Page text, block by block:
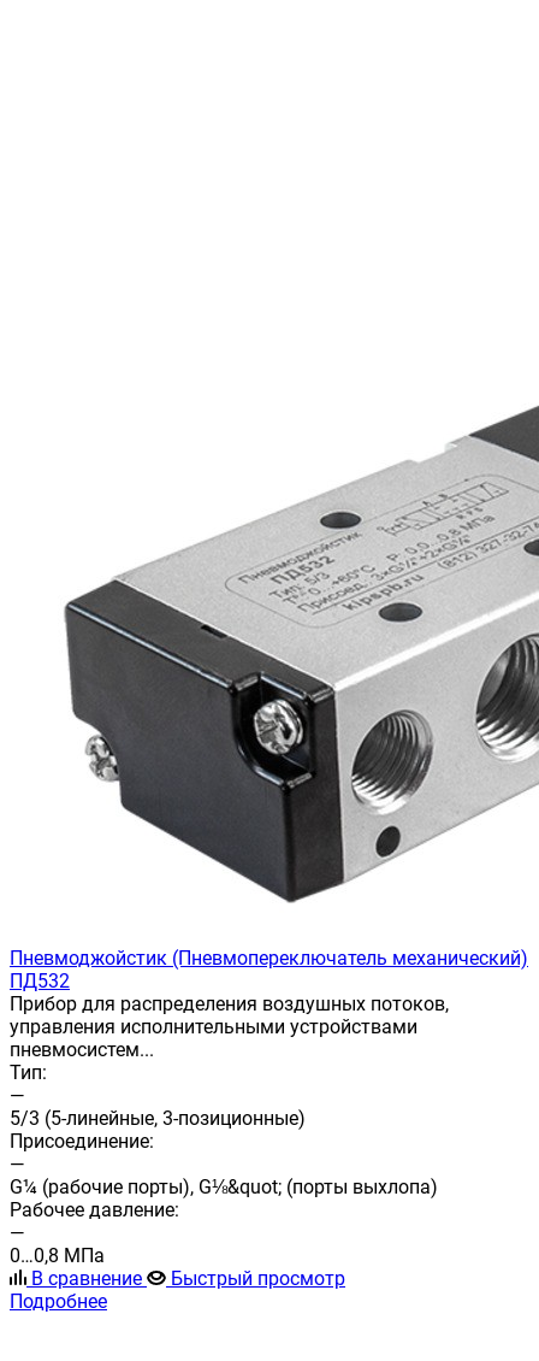
Пневмоджойстик (Пневмопереключатель механический)
ПД532
Прибор для распределения воздушных потоков,
управления исполнительными устройствами
пневмосистем...
Тип:
—
5/3 (5-линейные, 3-позиционные)
Присоединение:
—
G¼ (рабочие порты), G⅛&quot; (порты выхлопа)
Рабочее давление:
—
0…0,8 МПа
В сравнение
Быстрый просмотр
Подробнее